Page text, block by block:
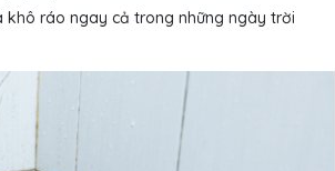
khô ráo ngay cả trong những ngày trời